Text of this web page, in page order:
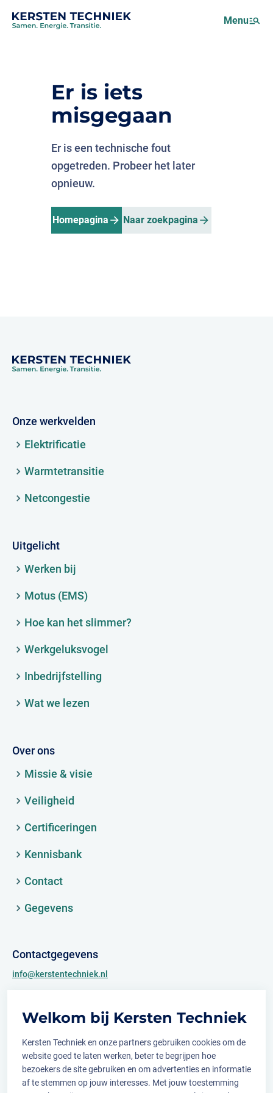
Welkom bij Kersten Techniek
Kersten Techniek en onze partners gebruiken cookies om de
website goed te laten werken, beter te begrijpen hoe
bezoekers de site gebruiken en om advertenties en informatie
af te stemmen op jouw interesses. Met jouw toestemming
Over ons
Projecten
Menu
Er is iets
misgegaan
Er is een technische fout
opgetreden. Probeer het later
opnieuw.
Homepagina Naar zoekpagina
Onze werkvelden
Elektrificatie
Warmtetransitie
Netcongestie
Uitgelicht
Werken bij
Motus (EMS)
Hoe kan het slimmer?
Werkgeluksvogel
Inbedrijfstelling
Wat we lezen
Over ons
Missie & visie
Veiligheid
Certificeringen
Kennisbank
Contact
Gegevens
Contactgegevens
info@kerstentechniek.nl
Archimedesweg 2
Volg ons op